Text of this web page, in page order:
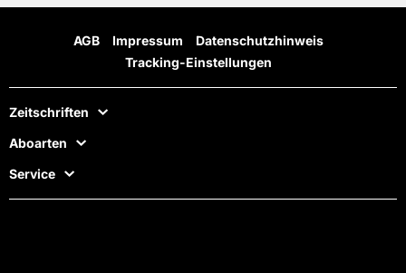
AGB Impressum
Datenschutzhinweis
Tracking-Einstellungen
Zeitschriften
Aboarten
Service